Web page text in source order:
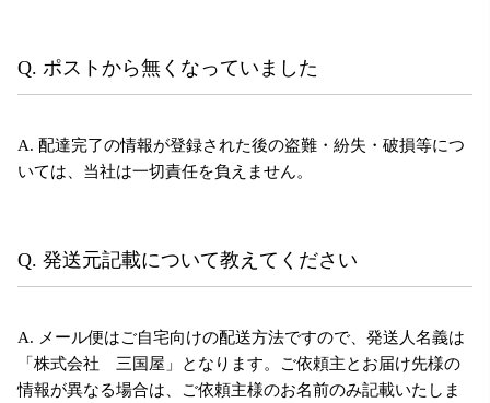
Q. ポストから無くなっていました
A. 配達完了の情報が登録された後の盗難・紛失・破損等につ
いては、当社は一切責任を負えません。
Q. 発送元記載について教えてください
A. メール便はご自宅向けの配送方法ですので、発送人名義は
「株式会社 三国屋」となります。ご依頼主とお届け先様の
情報が異なる場合は、ご依頼主様のお名前のみ記載いたしま